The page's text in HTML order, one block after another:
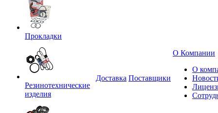
Прокладки
Резинотехнические
изделия
Доставка Поставщики
О Компании
О